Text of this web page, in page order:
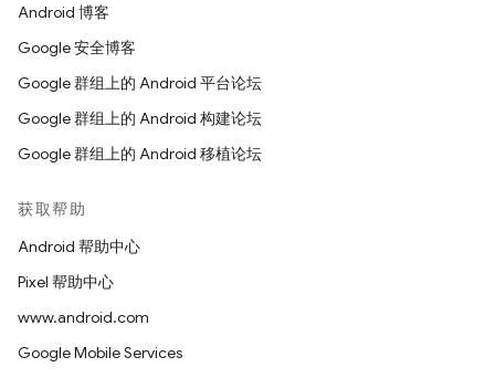
Android 博客
Google 安全博客
Google 群组上的 Android 平台论坛
Google 群组上的 Android 构建论坛
Google 群组上的 Android 移植论坛
获取帮助
Android 帮助中心
Pixel 帮助中心
www.android.com
Google Mobile Services